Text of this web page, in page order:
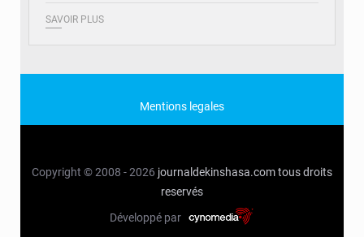
SAVOIR PLUS
Mentions legales
Copyright © 2008 - 2026 journaldekinshasa.comtous droits
reservés
Développé par